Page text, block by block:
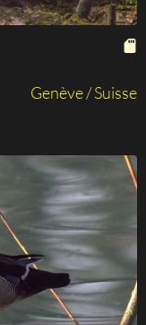
Genève / Suisse